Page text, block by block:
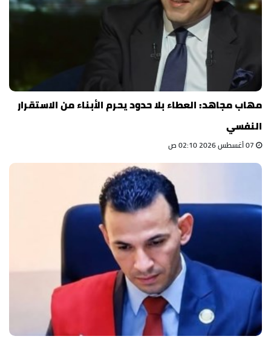
مهاب مجاهد: العطاء بلا حدود يحرم الأبناء من الاستقرار
النفسي